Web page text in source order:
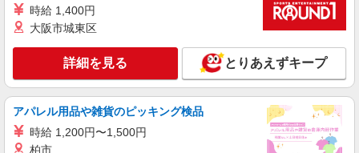
有）★ ゜・。○。・゜+゜・。○。・゜+゜
キープ
紹介予定派遣
株式会社シエロ
【エーユー】の店舗スタッフ
時給1500円〜1700円（経験・能力による） ※
残業代支給 ★交通費別途支給（規定あり） ゜
+゜・。○。・゜+゜・。○。・゜+゜ 入社祝い金10
時給 1,400円
大阪市城東区
詳細を見る とりあえずキープ
アパレル用品や雑貨のピッキング検品
時給 1,200円〜1,500円
柏市